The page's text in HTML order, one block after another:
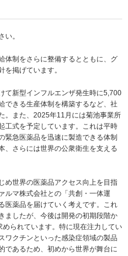
い。
体制をさらに整備するとともに、グ
を掲げています。
て新型インフルエンザ発生時に5,700
できる生産体制を構築するなど、社
。また、2025年11月には菊池事業所
工式を予定しています。これは平時
緊急医薬品を迅速に製造できる体制
、さらには世界の公衆衛生を支える
め世界の医薬品アクセス向上を目指
ルマ株式会社との「共創・一体運
医薬品を届けていく考えです。これ
ましたが、今後は開発の初期段階か
められています。特に現在注力してい
ワクチンといった感染症領域の製品
であるため、初めから世界が舞台に